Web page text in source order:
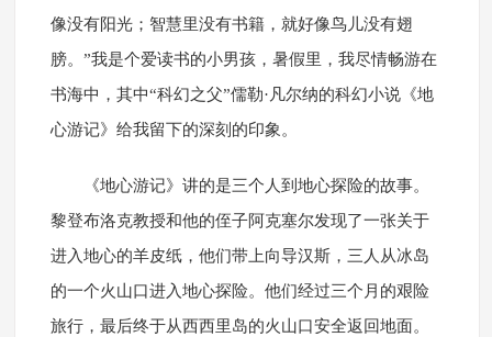
像没有阳光；智慧里没有书籍，就好像鸟儿没有翅
膀。”我是个爱读书的小男孩，暑假里，我尽情畅游在
书海中，其中“科幻之父”儒勒·凡尔纳的科幻小说《地
心游记》给我留下的深刻的印象。
《地心游记》讲的是三个人到地心探险的故事。
黎登布洛克教授和他的侄子阿克塞尔发现了一张关于
进入地心的羊皮纸，他们带上向导汉斯，三人从冰岛
的一个火山口进入地心探险。他们经过三个月的艰险
旅行，最后终于从西西里岛的火山口安全返回地面。